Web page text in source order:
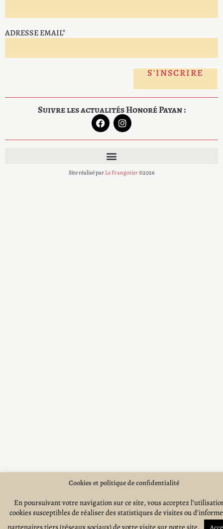
ADRESSE EMAIL*
Suivre les actualités Honoré Payan :
Site réalisé parLe Frangotier©2026
Cookies et politique de confidentialité
En poursuivant votre navigation sur ce site, vous acceptez
cookies susceptibles de réaliser des statistiques de visites ou
partenaires tiers (réseaux sociaux) de votre visite sur notre site.